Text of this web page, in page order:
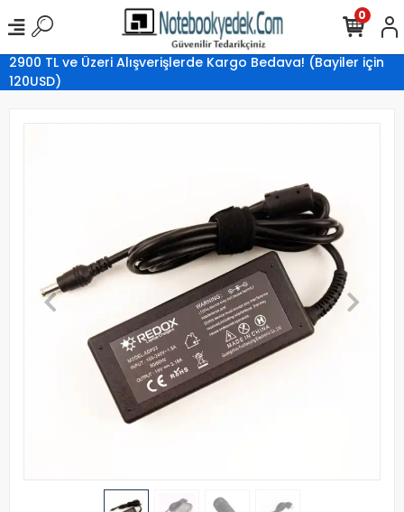
2900 TL ve Üzeri Alışverişlerde Kargo Bedava! (Bayiler için
120USD)
0